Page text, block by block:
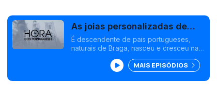
As joias personalizadas de
Ariana Correia na Suíça
É descendente de pais portugueses,
naturais de Braga, nasceu e cresceu na
se Ariana Correia.<br /> Esta jovem de
apenas 19 anos, atraída pelas pedras
desde tenra idade, decidiu em 2021 criar
MAIS EPISÓDIOS